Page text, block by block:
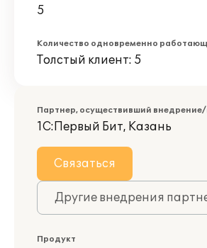
5
Количество одновременно
Толстый клиент: 5
Партнер, осуществивший
1С:Первый Бит, Казань
Связаться
Другие внедрения
Продукт